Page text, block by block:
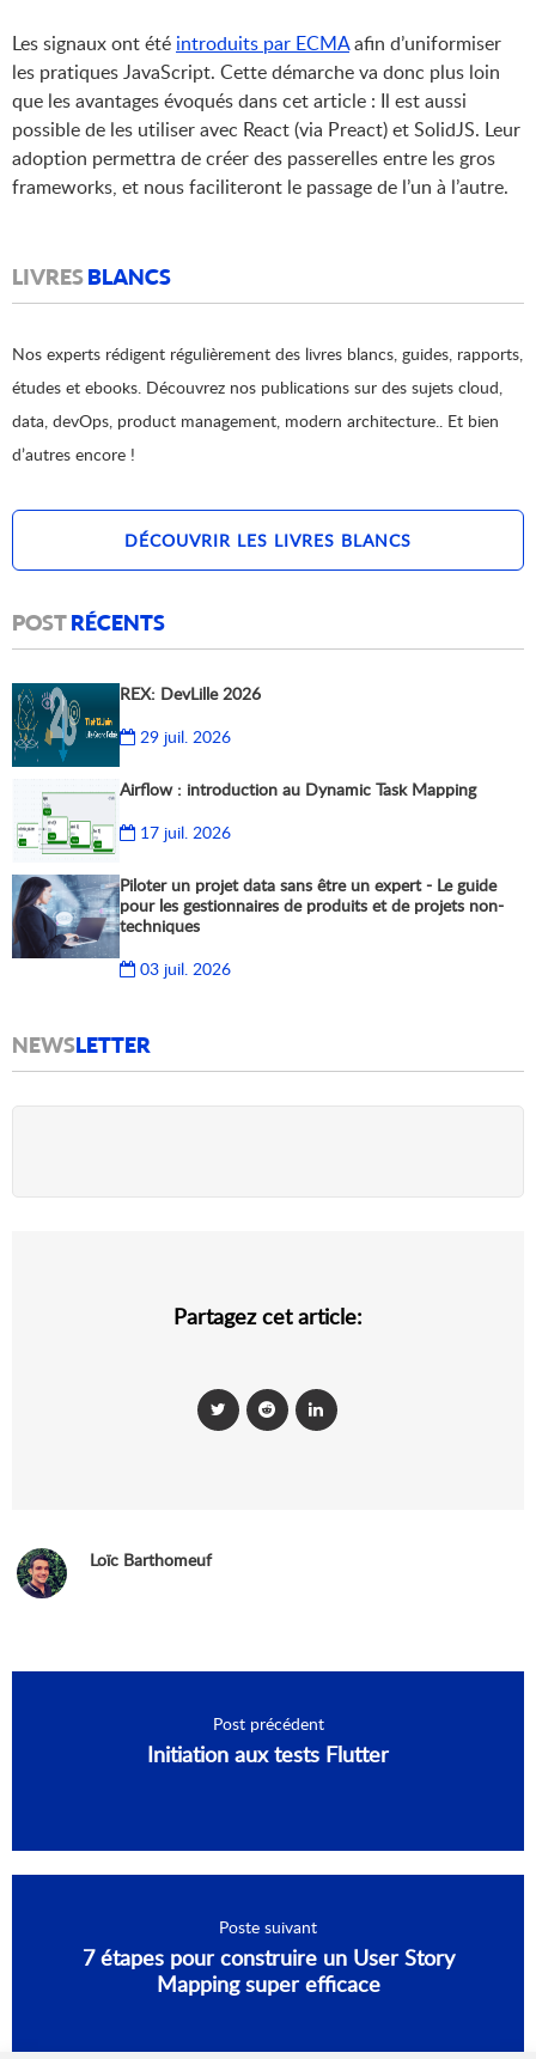
Les signaux ont été introduits par ECMAafin d’uniformiser
les pratiques JavaScript. Cette démarche va donc plus loin
que les avantages évoqués dans cet article : Il est aussi
possible de les utiliser avec React (via Preact) et SolidJS. Leur
adoption permettra de créer des passerelles entre les gros
frameworks, et nous faciliteront le passage de l’un à l’autre.
LIVRESBLANCS
Nos experts rédigent régulièrement des livres blancs, guides, rapports,
études et ebooks. Découvrez nos publications sur des sujets cloud,
data, devOps, product management, modern architecture.. Et bien
d’autres encore !
DÉCOUVRIR LES LIVRES BLANCS
POSTRÉCENTS
REX: DevLille 2026
29 juil. 2026
Airflow : introduction au Dynamic Task Mapping
17 juil. 2026
Piloter un projet data sans être un expert - Le guide
pour les gestionnaires de produits et de projets non-
techniques
03 juil. 2026
NEWSLETTER
Partagez cet article:
Loïc Barthomeuf
Post précédent
Initiation aux tests Flutter
Poste suivant
7 étapes pour construire un User Story
Mapping super efficace